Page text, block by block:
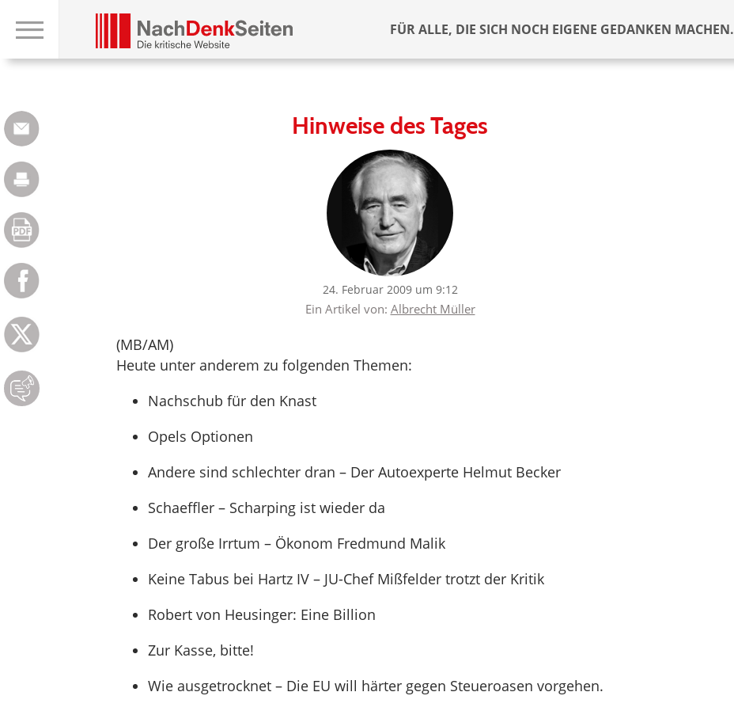
FÜR ALLE, DIE SICH NOCH EIGENE GEDANKEN MACHEN.
Hinweise des Tages
24. Februar 2009 um 9:12
Ein Artikel von: Albrecht Müller
(MB/AM)
Heute unter anderem zu folgenden Themen:
Nachschub für den Knast
Opels Optionen
Andere sind schlechter dran – Der Autoexperte Helmut Becker
Schaeffler – Scharping ist wieder da
Der große Irrtum – Ökonom Fredmund Malik
Keine Tabus bei Hartz IV – JU-Chef Mißfelder trotzt der Kritik
Robert von Heusinger: Eine Billion
Zur Kasse, bitte!
Wie ausgetrocknet – Die EU will härter gegen Steueroasen vorgehen.